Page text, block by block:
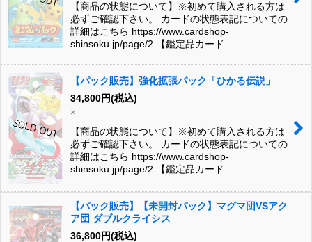
【商品の状態について】※初めて購入される方は
必ずご確認下さい。 カードの状態表記についての
詳細はこちら https://www.cardshop-
shinsoku.jp/page/2 【鑑定品カード…
【パック販売】強化拡張パック「ひかる伝説」
34,800円(税込)
×
【商品の状態について】※初めて購入される方は
必ずご確認下さい。 カードの状態表記についての
詳細はこちら https://www.cardshop-
shinsoku.jp/page/2 【鑑定品カード…
【パック販売】【未開封パック】マグマ団VSアク
ア団 ダブルクライシス
36,800円(税込)